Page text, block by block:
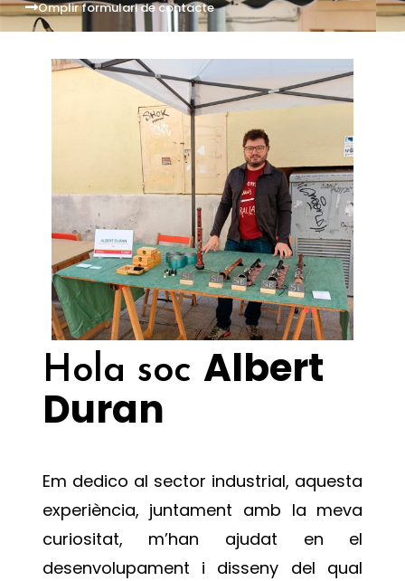
Omplir formulari de contacte
Hola soc Albert
Duran
Em dedico al sector industrial, aquesta
experiència, juntament amb la meva
curiositat, m’han ajudat en el
desenvolupament i disseny del qual